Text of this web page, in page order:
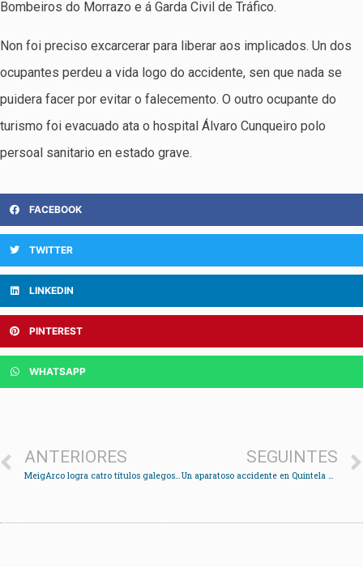
Bombeiros do Morrazo e á Garda Civil de Tráfico.
Non foi preciso excarcerar para liberar aos implicados. Un dos
ocupantes perdeu a vida logo do accidente, sen que nada se
puidera facer por evitar o falecemento. O outro ocupante do
turismo foi evacuado ata o hospital Álvaro Cunqueiro polo
persoal sanitario en estado grave.
FACEBOOK
TWITTER
LINKEDIN
PINTEREST
WHATSAPP
ANTERIORES
MeigArco logra catro títulos galegos no Campionato Galego de Campo
SEGUINTES
Un aparatoso accidente en Quintela deixa un ferido e un turismo envorcado